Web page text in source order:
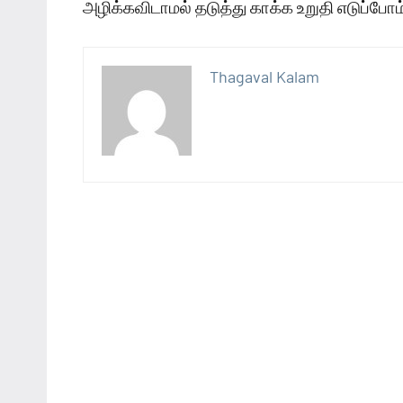
அழிக்கவிடாமல் தடுத்து காக்க உறுதி
Thagaval Kalam